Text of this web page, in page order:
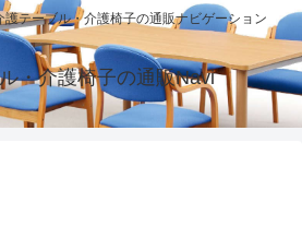
テーブル・介護椅子の通販ナビゲーション
・介護椅子の通販Navi